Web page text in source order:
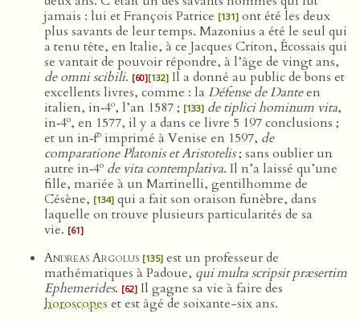
jamais : lui et François Patrice [131] ont été les deux
plus savants de leur temps. Mazonius a été le seul qui
a tenu tête, en Italie, à ce Jacques Criton, Écossais qui
se vantait de pouvoir répondre, à l’âge de vingt ans,
de omni scibili. [60][132] Il a donné au public de bons et
excellents livres, comme : la Défense de Danteen
italien, in‑4o, l’an 1587 ; [133] de tiplici hominum vita,
in‑4o, en 1577, il y a dans ce livre 5 197 conclusions ;
et un in‑fo imprimé à Venise en 1597, de
comparatione Platonis et Aristotelis; sans oublier un
autre in‑4o de vita contemplativa. Il n’a laissé qu’une
fille, mariée à un Martinelli, gentilhomme de
Césène, [134] qui a fait son oraison funèbre, dans
laquelle on trouve plusieurs particularités de sa
vie. [61]
Andreas Argolus [135] est un professeur de
mathématiques à Padoue, qui multa scripsit præsertim
Ephemerides. [62] Il gagne sa vie à faire des
horoscopes et est âgé de soixante-six ans.